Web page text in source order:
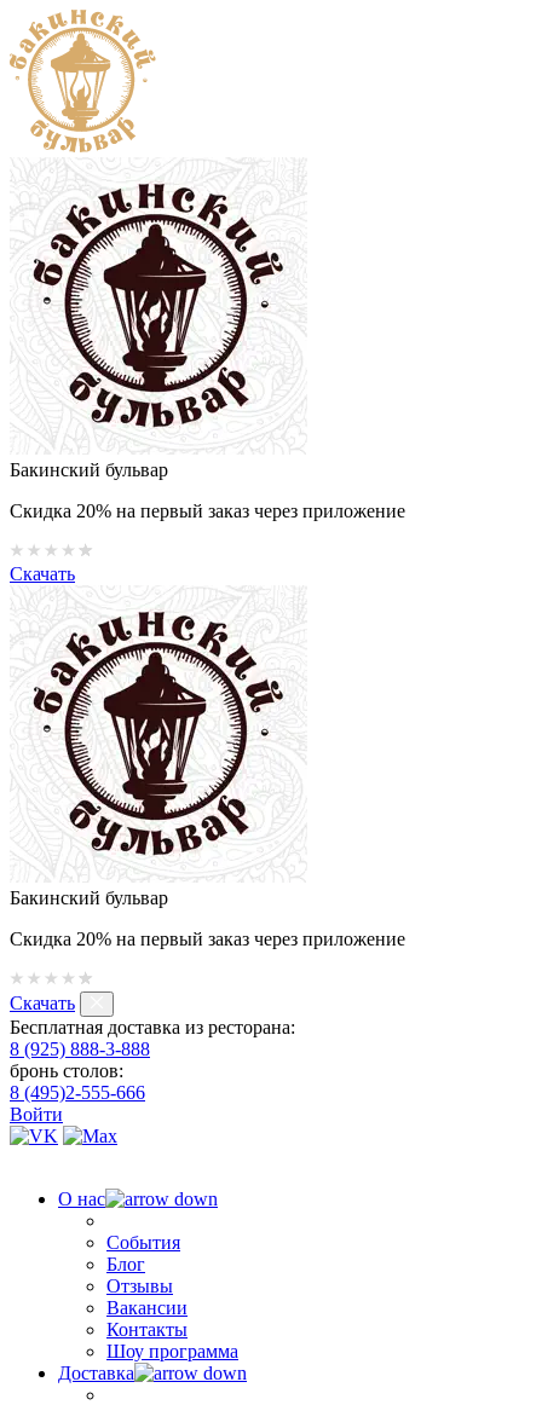
Бакинский бульвар
Скидка 20% на первый заказ через приложение
Скачать
Бакинский бульвар
Скидка 20% на первый заказ через приложение
Скачать
Бесплатная доставка из ресторана:
8 (925) 888-3-888
бронь столов:
8 (495)2-555-666
Войти
О нас
События
Блог
Отзывы
Вакансии
Контакты
Шоу программа
Доставка